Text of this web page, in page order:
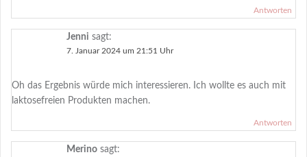
Antworten
Jenni sagt:
7. Januar 2024 um 21:51 Uhr
Oh das Ergebnis würde mich interessieren. Ich wollte es auch mit
laktosefreien Produkten machen.
Antworten
Merino sagt: